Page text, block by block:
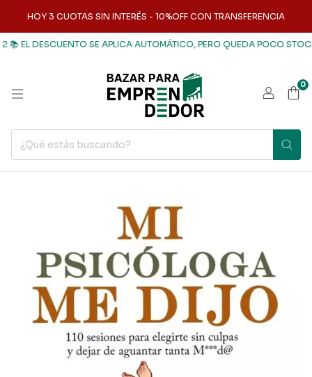
HOY 3 CUOTAS SIN INTERÉS - 10%OFF CON TRANSFERENCIA
SE APLICA AUTOMÁTICO, PERO QUEDA POCO STOCK ⏳
0